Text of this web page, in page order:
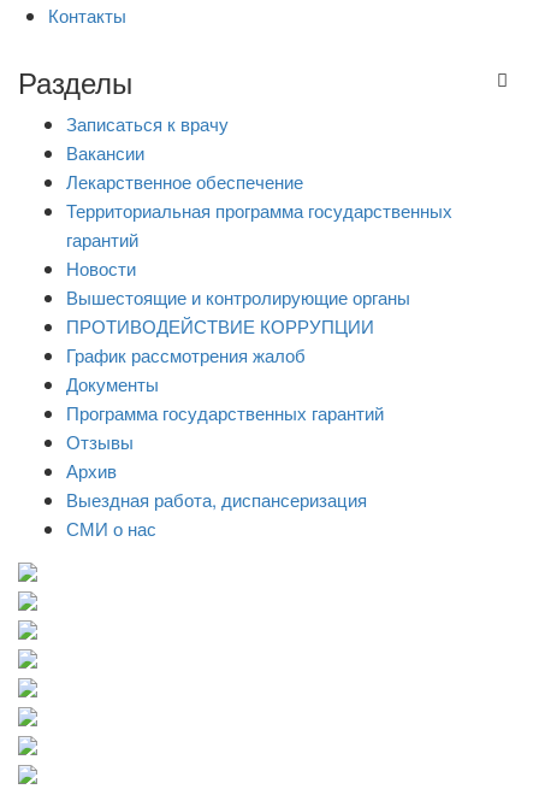
Контакты
Разделы
Записаться к врачу
Вакансии
Лекарственное обеспечение
Территориальная программа государственных
гарантий
Новости
Вышестоящие и контролирующие органы
ПРОТИВОДЕЙСТВИЕ КОРРУПЦИИ
График рассмотрения жалоб
Документы
Программа государственных гарантий
Отзывы
Архив
Выездная работа, диспансеризация
СМИ о нас